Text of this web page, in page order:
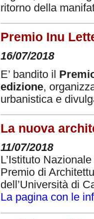
ritorno della
Premio Inu
16/07/2018
E’ bandito il
edizione,
urbanistica e
La nuova
11/07/2018
L’Istituto
Premio di
dell’Università di
La pagina con le